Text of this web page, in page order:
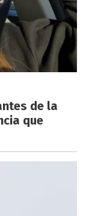
de la
que